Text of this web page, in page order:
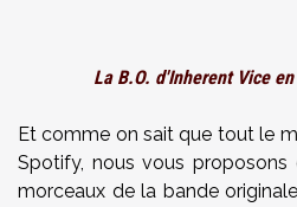
La B.O. d'Inherent Vice
Et comme on sait que tout le
Spotify, nous vous proposons
morceaux de la bande